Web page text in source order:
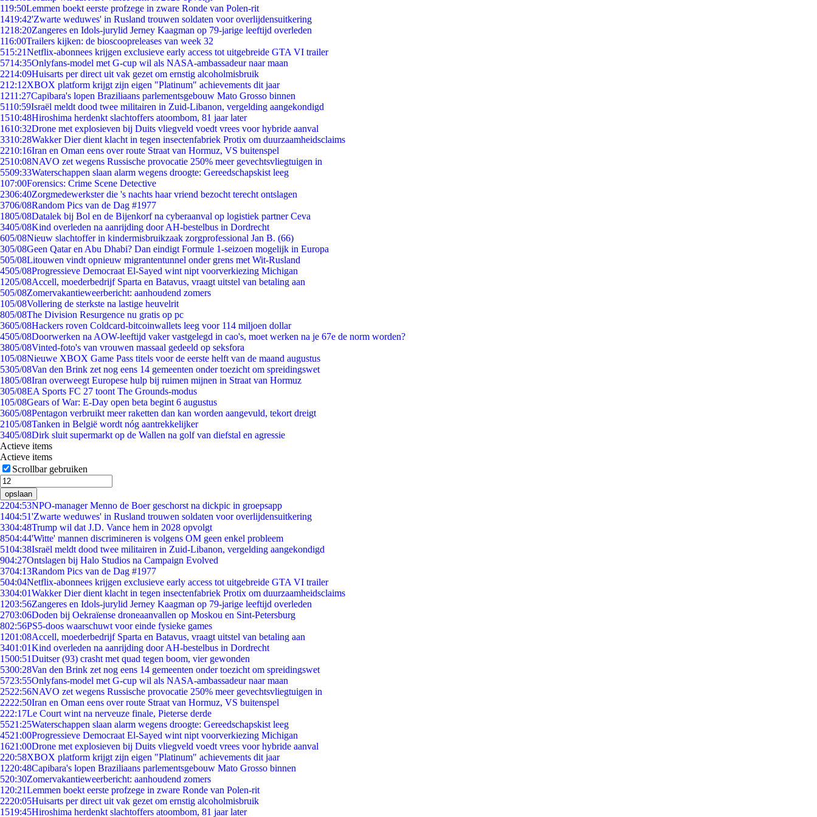
119:50Lemmen boekt eerste profzege in zware Ronde van Polen-rit
1419:42'Zwarte weduwes' in Rusland trouwen soldaten voor overlijdensuitkering
1218:20Zangeres en Idols-jurylid Jerney Kaagman op 79-jarige leeftijd overleden
116:00Trailers kijken: de bioscoopreleases van week 32
515:21Netflix-abonnees krijgen exclusieve early access tot uitgebreide GTA VI trailer
5714:35Onlyfans-model met G-cup wil als NASA-ambassadeur naar maan
2214:09Huisarts per direct uit vak gezet om ernstig alcoholmisbruik
212:12XBOX platform krijgt zijn eigen "Platinum" achievements dit jaar
1211:27Capibara's lopen Braziliaans parlementsgebouw Mato Grosso binnen
5110:59Israël meldt dood twee militairen in Zuid-Libanon, vergelding aangekondigd
1510:48Hiroshima herdenkt slachtoffers atoombom, 81 jaar later
1610:32Drone met explosieven bij Duits vliegveld voedt vrees voor hybride aanval
3310:28Wakker Dier dient klacht in tegen insectenfabriek Protix om duurzaamheidsclaims
2210:16Iran en Oman eens over route Straat van Hormuz, VS buitenspel
2510:08NAVO zet wegens Russische provocatie 250% meer gevechtsvliegtuigen in
5509:33Waterschappen slaan alarm wegens droogte: Gereedschapskist leeg
107:00Forensics: Crime Scene Detective
2306:40Zorgmedewerkster die 's nachts haar vriend bezocht terecht ontslagen
3706/08Random Pics van de Dag #1977
1805/08Datalek bij Bol en de Bijenkorf na cyberaanval op logistiek partner Ceva
3405/08Kind overleden na aanrijding door AH-bestelbus in Dordrecht
605/08Nieuw slachtoffer in kindermisbruikzaak zorgprofessional Jan B. (66)
305/08Geen Qatar en Abu Dhabi? Dan eindigt Formule 1-seizoen mogelijk in Europa
505/08Litouwen vindt opnieuw migrantentunnel onder grens met Wit-Rusland
4505/08Progressieve Democraat El-Sayed wint nipt voorverkiezing Michigan
1205/08Accell, moederbedrijf Sparta en Batavus, vraagt uitstel van betaling aan
505/08Zomervakantieweerbericht: aanhoudend zomers
105/08Vollering de sterkste na lastige heuvelrit
805/08The Division Resurgence nu gratis op pc
3605/08Hackers roven Coldcard-bitcoinwallets leeg voor 114 miljoen dollar
4505/08Doorwerken na AOW-leeftijd vaker vastgelegd in cao's, moet werken na je 67e de norm worden?
3805/08Vinted-foto's van vrouwen massaal gedeeld op seksfora
105/08Nieuwe XBOX Game Pass titels voor de eerste helft van de maand augustus
5305/08Van den Brink zet nog eens 14 gemeenten onder toezicht om spreidingswet
1805/08Iran overweegt Europese hulp bij ruimen mijnen in Straat van Hormuz
305/08EA Sports FC 27 toont The Grounds-modus
105/08Gears of War: E-Day open beta begint 6 augustus
3605/08Pentagon verbruikt meer raketten dan kan worden aangevuld, tekort dreigt
2105/08Tanken in België wordt nóg aantrekkelijker
3405/08Dirk sluit supermarkt op de Wallen na golf van diefstal en agressie
Actieve items
Actieve items
Scrollbar gebruiken
opslaan
2204:53NPO-manager Menno de Boer geschorst na dickpic in groepsapp
1404:51'Zwarte weduwes' in Rusland trouwen soldaten voor overlijdensuitkering
3304:48Trump wil dat J.D. Vance hem in 2028 opvolgt
8504:44'Witte' mannen discrimineren is volgens OM geen enkel probleem
5104:38Israël meldt dood twee militairen in Zuid-Libanon, vergelding aangekondigd
904:27Ontslagen bij Halo Studios na Campaign Evolved
3704:13Random Pics van de Dag #1977
504:04Netflix-abonnees krijgen exclusieve early access tot uitgebreide GTA VI trailer
3304:01Wakker Dier dient klacht in tegen insectenfabriek Protix om duurzaamheidsclaims
1203:56Zangeres en Idols-jurylid Jerney Kaagman op 79-jarige leeftijd overleden
2703:06Doden bij Oekraïense droneaanvallen op Moskou en Sint-Petersburg
802:56PS5-doos waarschuwt voor einde fysieke games
1201:08Accell, moederbedrijf Sparta en Batavus, vraagt uitstel van betaling aan
3401:01Kind overleden na aanrijding door AH-bestelbus in Dordrecht
1500:51Duitser (93) crasht met quad tegen boom, vier gewonden
5300:28Van den Brink zet nog eens 14 gemeenten onder toezicht om spreidingswet
5723:55Onlyfans-model met G-cup wil als NASA-ambassadeur naar maan
2522:56NAVO zet wegens Russische provocatie 250% meer gevechtsvliegtuigen in
2222:50Iran en Oman eens over route Straat van Hormuz, VS buitenspel
222:17Le Court wint na nerveuze finale, Pieterse derde
5521:25Waterschappen slaan alarm wegens droogte: Gereedschapskist leeg
4521:00Progressieve Democraat El-Sayed wint nipt voorverkiezing Michigan
1621:00Drone met explosieven bij Duits vliegveld voedt vrees voor hybride aanval
220:58XBOX platform krijgt zijn eigen "Platinum" achievements dit jaar
1220:48Capibara's lopen Braziliaans parlementsgebouw Mato Grosso binnen
520:30Zomervakantieweerbericht: aanhoudend zomers
1 20:21Lemmen boekt eerste profzege in zware Ronde van Polen-rit
2220:05Huisarts per direct uit vak gezet om ernstig alcoholmisbruik
1519:45Hiroshima herdenkt slachtoffers atoombom, 81 jaar later